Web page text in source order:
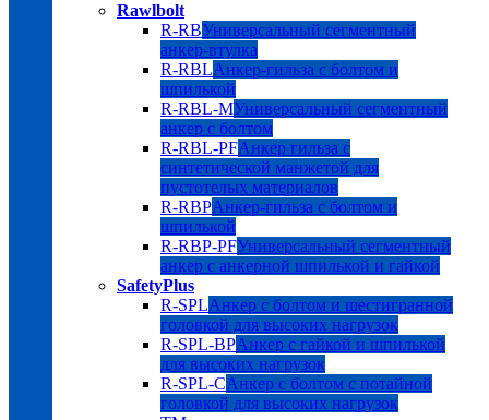
Rawlbolt
R-RBУниверсальный сегментный
анкер-втулка
R-RBLАнкер-гильза с болтом и
шпилькой
R-RBL-MУниверсальный сегментный
анкер с болтом
R-RBL-PFАнкер гильза с
синтетической манжетой для
пустотелых материалов
R-RBPАнкер-гильза с болтом и
шпилькой
R-RBP-PFУниверсальный сегментный
анкер с анкерной шпилькой и гайкой
SafetyPlus
R-SPLАнкер с болтом и шестигранной
головкой для высоких нагрузок
R-SPL-BPАнкер с гайкой и шпилькой
для высоких нагрузок
R-SPL-CАнкер с болтом с потайной
головкой для высоких нагрузок